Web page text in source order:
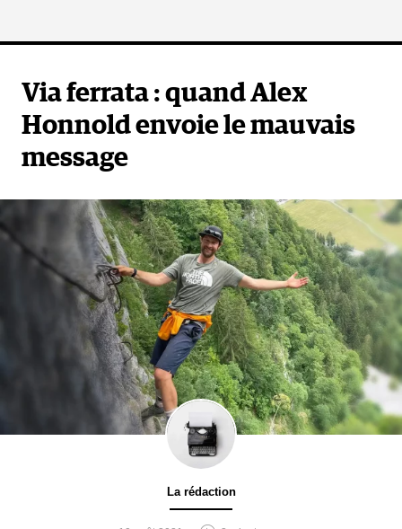
Via ferrata : quand Alex
Honnold envoie le mauvais
message
La rédaction